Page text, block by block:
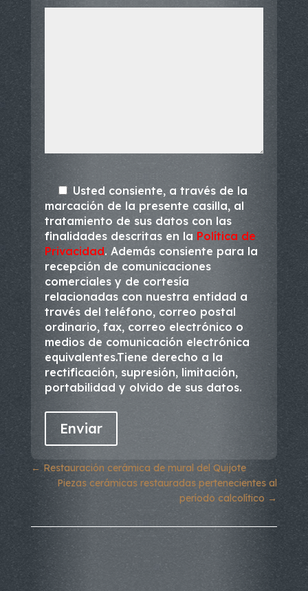
Usted consiente, a través de la
marcación de la presente casilla, al
tratamiento de sus datos con las
finalidades descritas en la Política de
Privacidad. Además consiente para la
recepción de comunicaciones
comerciales y de cortesía
relacionadas con nuestra entidad a
través del teléfono, correo postal
ordinario, fax, correo electrónico o
medios de comunicación electrónica
equivalentes.Tiene derecho a la
rectificación, supresión, limitación,
portabilidad y olvido de sus datos.
← Restauración cerámica de mural del Quijote
Piezas cerámicas restauradas pertenecientes al
período calcolítico →